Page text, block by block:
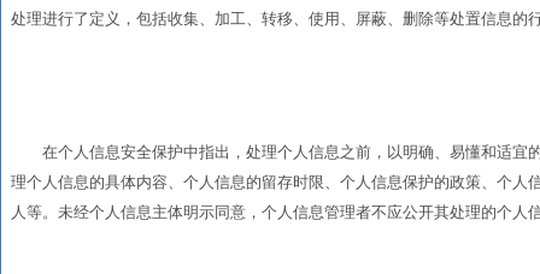
处理进行了定义，包括收集、加工、转移、使用、屏蔽、删除等处置信息的
在个人信息安全保护中指出，处理个人信息之前，以明确、易懂和适宜
理个人信息的具体内容、个人信息的留存时限、个人信息保护的政策、个人
人等。未经个人信息主体明示同意，个人信息管理者不应公开其处理的个人